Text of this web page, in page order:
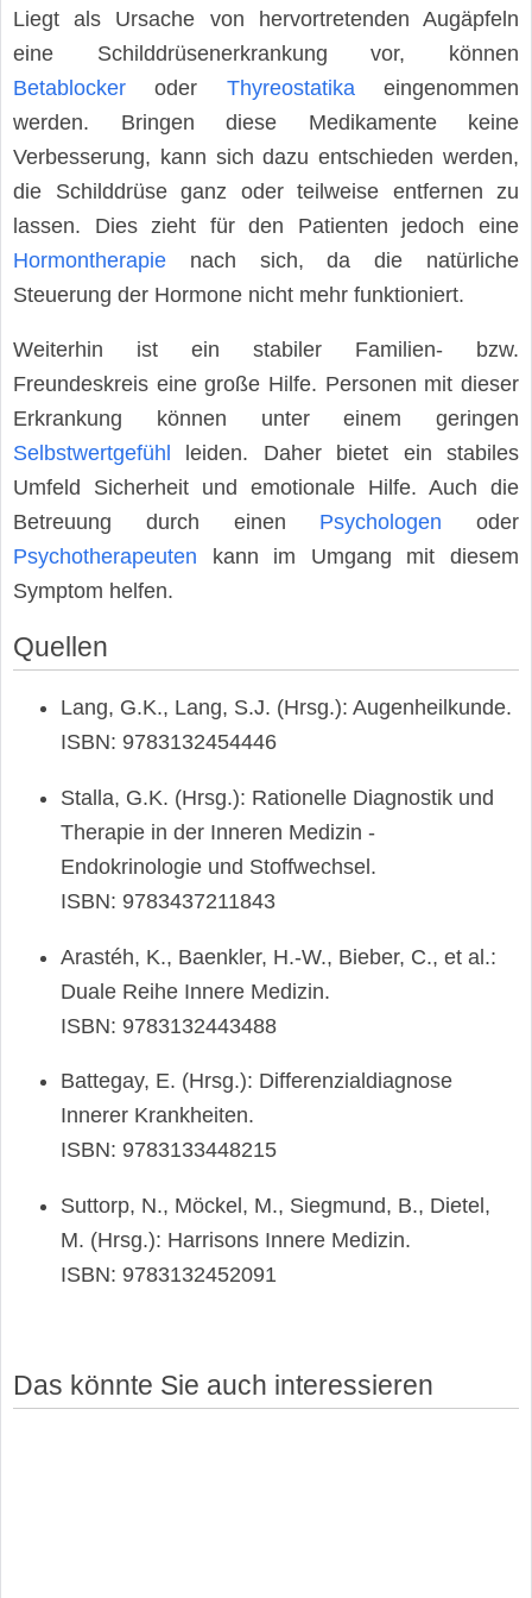
Liegt als Ursache von hervortretenden Augäpfeln
eine Schilddrüsenerkrankung vor, können
Betablocker oder Thyreostatika eingenommen
werden. Bringen diese Medikamente keine
Verbesserung, kann sich dazu entschieden werden,
die Schilddrüse ganz oder teilweise entfernen zu
lassen. Dies zieht für den Patienten jedoch eine
Hormontherapie nach sich, da die natürliche
Steuerung der Hormone nicht mehr funktioniert.
Weiterhin ist ein stabiler Familien- bzw.
Freundeskreis eine große Hilfe. Personen mit dieser
Erkrankung können unter einem geringen
Selbstwertgefühl
leiden. Daher bietet ein stabiles
Umfeld Sicherheit und emotionale Hilfe. Auch die
Betreuung durch einen Psychologen oder
Psychotherapeuten kann im Umgang mit diesem
Symptom helfen.
Quellen
Lang, G.K., Lang, S.J. (Hrsg.): Augenheilkunde.
ISBN: 9783132454446
Stalla, G.K. (Hrsg.): Rationelle Diagnostik und
Therapie in der Inneren Medizin -
Endokrinologie und Stoffwechsel.
ISBN: 9783437211843
Arastéh, K., Baenkler, H.-W., Bieber, C., et al.:
Duale Reihe Innere Medizin.
ISBN: 9783132443488
Battegay, E. (Hrsg.): Differenzialdiagnose
Innerer Krankheiten.
ISBN: 9783133448215
Suttorp, N., Möckel, M., Siegmund, B., Dietel,
M. (Hrsg.): Harrisons Innere Medizin.
ISBN: 9783132452091
Das könnte Sie auch interessieren